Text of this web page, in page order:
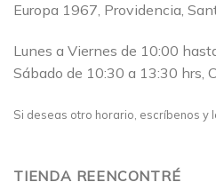
Europa 1967, Providencia,
Lunes a Viernes de 10:00
Sábado de 10:30 a 13:30 hrs,
Si deseas otro horario, escríbenos y
TIENDA REENCONTRÉ